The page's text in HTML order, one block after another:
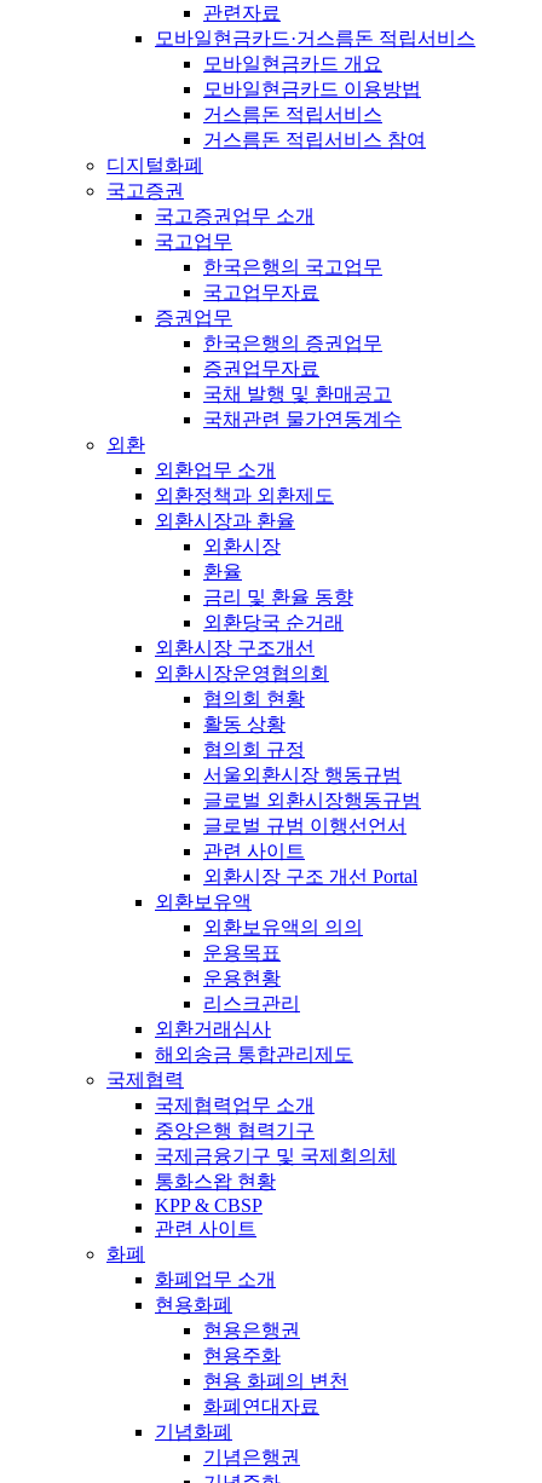
관련자료
모바일현금카드·거스름돈 적립서비스
모바일현금카드 개요
모바일현금카드 이용방법
거스름돈 적립서비스
거스름돈 적립서비스 참여
디지털화폐
국고증권
국고증권업무 소개
국고업무
한국은행의 국고업무
국고업무자료
증권업무
한국은행의 증권업무
증권업무자료
국채 발행 및 환매공고
국채관련 물가연동계수
외환
외환업무 소개
외환정책과 외환제도
외환시장과 환율
외환시장
환율
금리 및 환율 동향
외환당국 순거래
외환시장 구조개선
외환시장운영협의회
협의회 현황
활동 상황
협의회 규정
서울외환시장 행동규범
글로벌 외환시장행동규범
글로벌 규범 이행선언서
관련 사이트
외환시장 구조 개선 Portal
외환보유액
외환보유액의 의의
운용목표
운용현황
리스크관리
외환거래심사
해외송금 통합관리제도
국제협력
국제협력업무 소개
중앙은행 협력기구
국제금융기구 및 국제회의체
통화스왑 현황
KPP & CBSP
관련 사이트
화폐
화폐업무 소개
현용화폐
현용은행권
현용주화
현용 화폐의 변천
화폐연대자료
기념화폐
기념은행권